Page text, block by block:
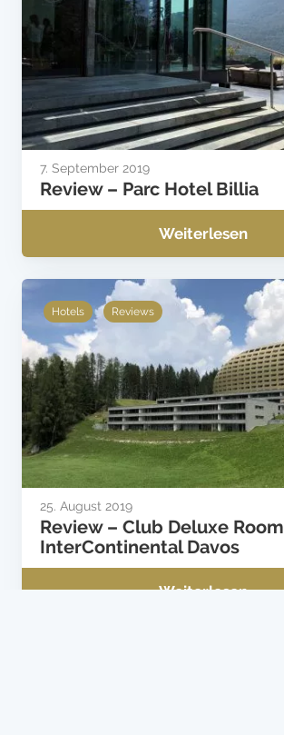
7. September 2019
Review – Parc Hotel Billia
Weiterlesen
Hotels Reviews
25. August 2019
Review – Club Deluxe Room
InterContinental Davos
Weiterlesen